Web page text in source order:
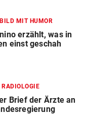
MIT HUMOR
erzählt, was in
einst geschah
RADIOLOGIE
Brief der Ärzte an